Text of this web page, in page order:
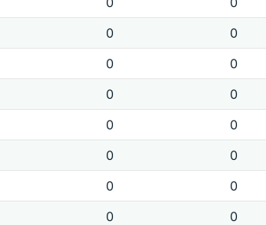
0
0
0
0
0
0
0
0
0
0
0
0
0
0